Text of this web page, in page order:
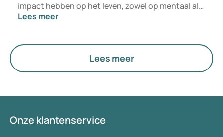
impact hebben op het leven, zowel op mentaal als
op fysiek vlak. Aanpassingen in de levensstijl
beschikbaar om erectieproblemen te behandelen,
zoals Viagra. Voor veel mannen spelen relationele
factoren, zoals intimiteit en de tevredenheid van
verschillende toedieningsvormen van dit
Lees meer
Lees meer
Onze klantenservice